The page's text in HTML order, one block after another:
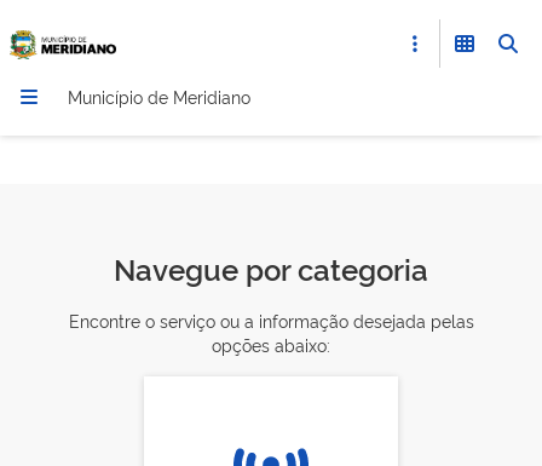
Município de Meridiano
Navegue por categoria
Encontre o serviço ou a informação desejada pelas
opções abaixo: